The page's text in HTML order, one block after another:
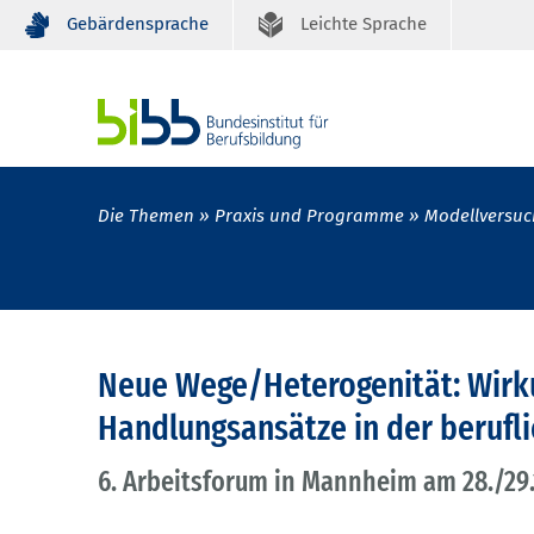
Gebärdensprache Leichte Sprache
Die Themen Praxis und Programme
Neue Wege/Heterogenität:
Handlungsansätze in der
6. Arbeitsforum in Mannheim am 28./